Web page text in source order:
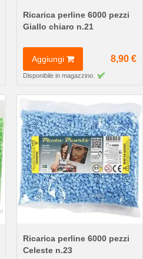
Ricarica perline 6000 pezzi
Giallo chiaro n.21
Aggiungi 8,90 €
Disponibile in magazzino.
Ricarica perline 6000 pezzi
Celeste n.23